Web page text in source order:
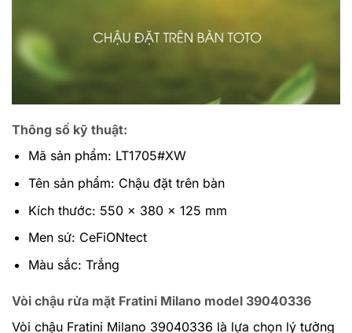
Thông số kỹ thuật:
Mã sản phẩm: LT1705#XW
Tên sản phẩm: Chậu đặt trên bàn
Kích thước: 550 x 380 x 125 mm
Men sứ: CeFiONtect
Màu sắc: Trắng
Vòi chậu rửa mặt Fratini Milano model 39040336
Vòi chậu Fratini Milano 39040336 là lựa chọn lý tưởng